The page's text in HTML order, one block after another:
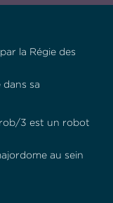
la Régie des
sa
3 est un robot
au sein